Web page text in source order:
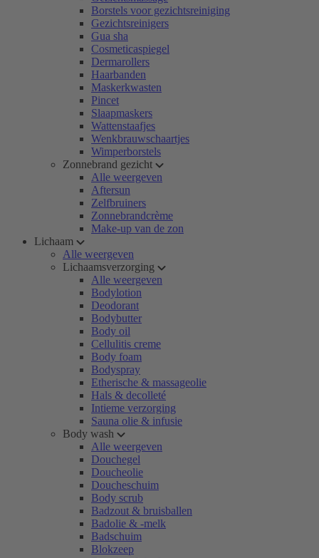
Borstels voor gezichtsreiniging
Gezichtsreinigers
Gua sha
Cosmeticaspiegel
Dermarollers
Haarbanden
Maskerkwasten
Pincet
Slaapmaskers
Wattenstaafjes
Wenkbrauwschaartjes
Wimperborstels
Zonnebrand gezicht
Alle weergeven
Aftersun
Zelfbruiners
Zonnebrandcrème
Make-up van de zon
Lichaam
Alle weergeven
Lichaamsverzorging
Alle weergeven
Bodylotion
Deodorant
Bodybutter
Body oil
Cellulitis creme
Body foam
Bodyspray
Etherische & massageolie
Hals & decolleté
Intieme verzorging
Sauna olie & infusie
Body wash
Alle weergeven
Douchegel
Doucheolie
Doucheschuim
Body scrub
Badzout & bruisballen
Badolie & -melk
Badschuim
Blokzeep